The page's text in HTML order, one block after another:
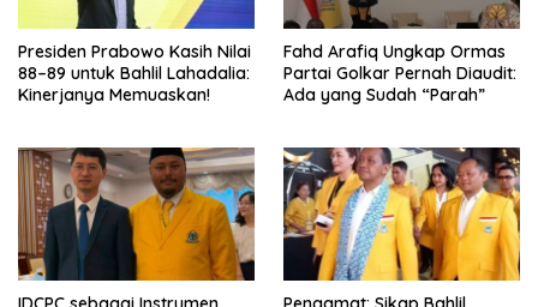
Presiden Prabowo Kasih Nilai
88–89 untuk Bahlil Lahadalia:
Kinerjanya Memuaskan!
Fahd Arafiq Ungkap Ormas
Partai Golkar Pernah Diaudit:
Ada yang Sudah “Parah”